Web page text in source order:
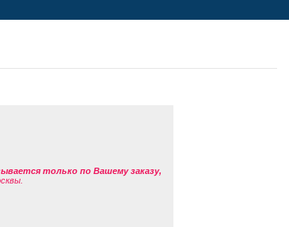
только по Вашему заказу,